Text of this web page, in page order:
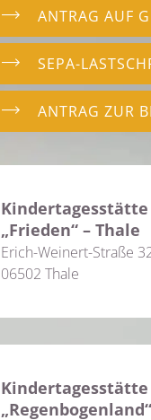
ANTRAG AUF
SEPA-
ANTRAG ZUR
Kindertagesstätte
„Frieden“ – Thale
Erich-Weinert-Straße
06502 Thale
Kindertagesstätte